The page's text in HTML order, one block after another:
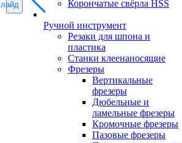
Корончатые свёрла HSS
Ручной инструмент
Резаки для шпона и
пластика
Станки клеенаносящие
Фрезеры
Вертикальные
фрезеры
Дюбельные и
ламельные фрезеры
Кромочные фрезеры
Пазовые фрезеры